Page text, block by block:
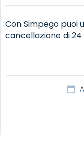
Con Simpego puoi
cancellazione di